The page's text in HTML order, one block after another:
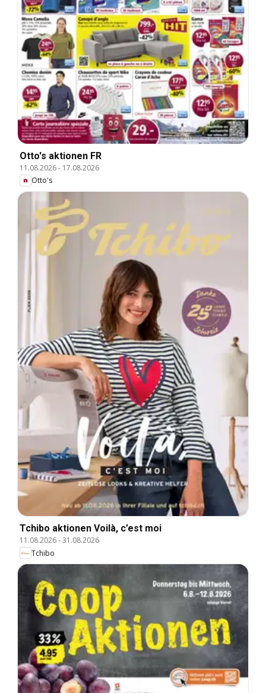
Otto's aktionen FR
11.08.2026- 17.08.2026
Otto's
Tchibo aktionen Voilà, c’est moi
11.08.2026-31.08.2026
Tchibo